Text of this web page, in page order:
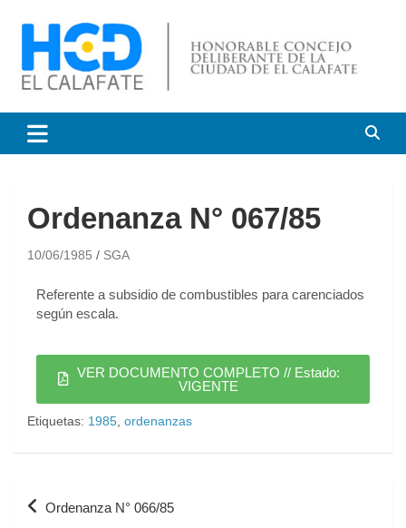
Honorable Concejo
Deliberante de El Calafate
Ordenanza N° 067/85
10/06/1985 SGA
Referente a subsidio de combustibles para carenciados
según escala.
VER DOCUMENTO COMPLETO // Estado:
VIGENTE
Etiquetas: 1985 ordenanzas
Ordenanza N° 066/85